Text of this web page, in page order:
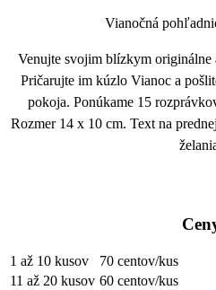
Vianočná
Venujte svojim blízkym originálne
Pričarujte im kúzlo Vianoc a
pokoja. Ponúkame 15
Rozmer 14 x 10 cm. Text na
1 až 10 kusov
70 centov/kus
11 až 20 kusov 60 centov/kus